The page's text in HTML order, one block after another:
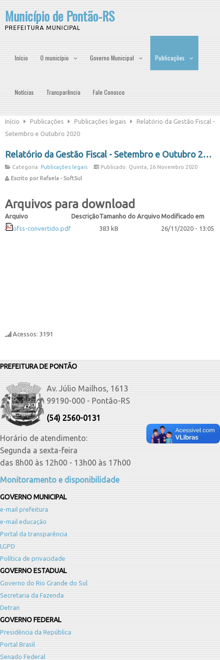
Município de Pontão-RS
PREFEITURA MUNICIPAL
Início O município Governo Municipal Publicações
Notícias Transparência Fale Conosco
Início Publicações Publicações legais
Relatório da Gestão Fiscal -
Setembro e Outubro 2020
Relatório da Gestão Fiscal - Setembro e Outubro 2020
Categoria: Publicações legais
Publicado: Quinta, 26 Novembro 2020
Escrito por Rafaela - SoftSul
Arquivos para download
Arquivo DescriçãoTamanho do ArquivoModificado em
ofss-convertido.pdf
383 kB 26/11/2020 - 13:05
Acessos: 3191
PREFEITURA DE PONTÃO
Av. Júlio Mailhos, 1613
99190-000 - Pontão-RS
(54) 2560-0131
Horário de atendimento:
Segunda a sexta-feira
das 8h00 às 12h00 - 13h00 às 17h00
Monitoramento e disponibilidade
GOVERNO MUNICIPAL
e-mail prefeitura
e-mail educação
Portal da transparência
LGPD
Política de privacidade
GOVERNO ESTADUAL
Governo do Rio Grande do Sul
Secretaria da Fazenda
Detran
GOVERNO FEDERAL
Presidência da República
Portal Brasil
Senado Federal